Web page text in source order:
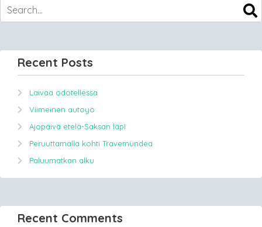
Recent Posts
Laivaa odotellessa
Viimeinen autoyö
Ajopäivä etelä-Saksan läpi
Peruuttamalla kohti Travemündea
Paluumatkan alku
Recent Comments